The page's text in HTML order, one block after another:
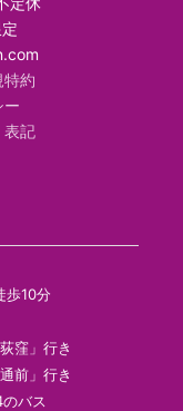
特約
ー
表記
歩10分
窪」行き
前」行き
バス